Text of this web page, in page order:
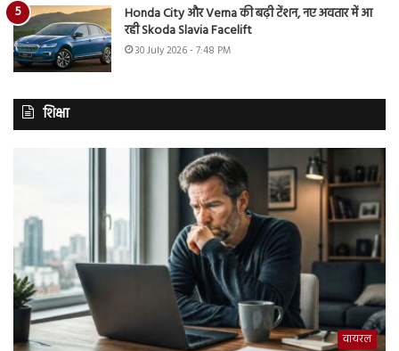
Honda City और Verna की बढ़ी टेंशन, नए अवतार में आ
रही Skoda Slavia Facelift
30 July 2026 - 7:48 PM
शिक्षा
वायरल